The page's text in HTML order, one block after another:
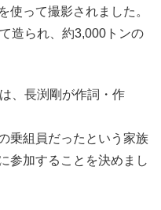
使って撮影されました。
造られ、約3,000トンの
、長渕剛が作詞・作
乗組員だったという家族
参加することを決めまし